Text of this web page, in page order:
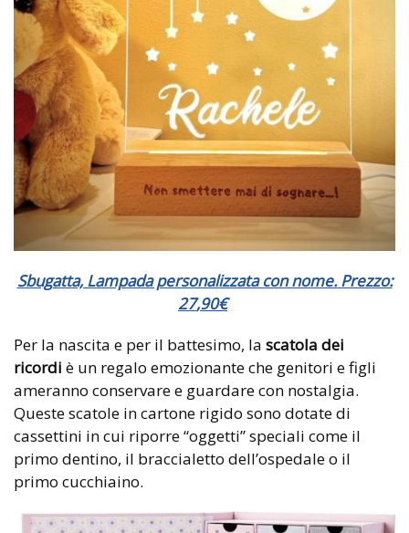
Sbugatta, Lampada personalizzata con nome. Prezzo:
27,90€
Per la nascita e per il battesimo, la scatola dei
ricordi è un regalo emozionante che genitori e figli
ameranno conservare e guardare con nostalgia.
Queste scatole in cartone rigido sono dotate di
cassettini in cui riporre “oggetti” speciali come il
primo dentino, il braccialetto dell’ospedale o il
primo cucchiaino.